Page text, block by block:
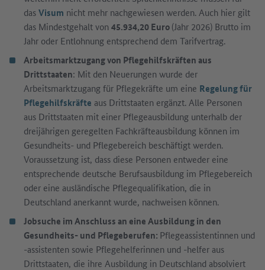
dasVisum nicht mehr nachgewiesen werden. Auch hier gilt
das Mindestgehalt von 45.934,20 Euro(Jahr 2026) Brutto im
Jahr oder Entlohnung entsprechend dem Tarifvertrag.
Arbeitsmarktzugang von Pflegehilfskräften aus
Drittstaaten: Mit den Neuerungen wurde der
Arbeitsmarktzugang für Pflegekräfte um eine Regelung für
Pflegehilfskräfte aus Drittstaaten ergänzt. Alle Personen
aus Drittstaaten mit einer Pflegeausbildung unterhalb der
dreijährigen geregelten Fachkräfteausbildung können im
Gesundheits- und Pflegebereich beschäftigt werden.
Voraussetzung ist, dass diese Personen entweder eine
entsprechende deutsche Berufsausbildung im Pflegebereich
oder eine ausländische Pflegequalifikation, die in
Deutschland anerkannt wurde, nachweisen können.
Jobsuche im Anschluss an eine Ausbildung in den
Gesundheits- und Pflegeberufen: Pflegeassistentinnen und
-assistenten sowie Pflegehelferinnen und -helfer aus
Drittstaaten, die ihre Ausbildung in Deutschland absolviert